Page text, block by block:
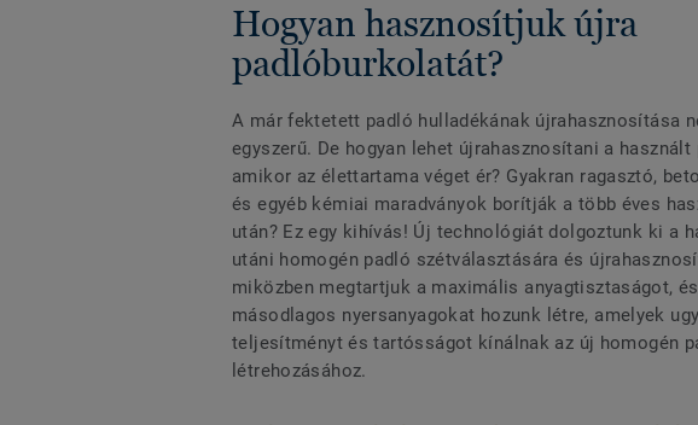
Hogyan hasznosítjuk újra
padlóburkolatát?
A már fektetett padló hulladékának újrahasznosítása
egyszerű. De hogyan lehet újrahasznosítani a használt
amikor az élettartama véget ér? Gyakran ragasztó,
és egyéb kémiai maradványok borítják a több éves
után? Ez egy kihívás! Új technológiát dolgoztunk ki a
utáni homogén padló szétválasztására és
miközben megtartjuk a maximális anyagtisztaságot, és
másodlagos nyersanyagokat hozunk létre, amelyek
teljesítményt és tartósságot kínálnak az új homogén
létrehozásához.